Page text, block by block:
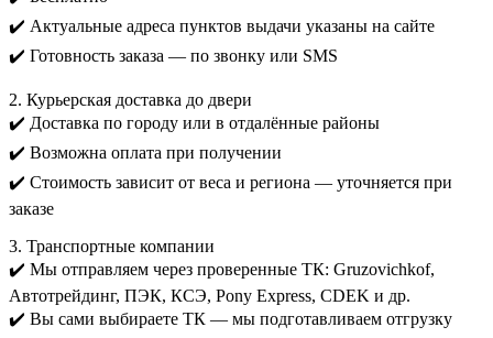
✔️ Актуальные адреса пунктов выдачи указаны на сайте
✔️ Готовность заказа — по звонку или SMS
2. Курьерская доставка до двери
✔️ Доставка по городу или в отдалённые районы
✔️ Возможна оплата при получении
✔️ Стоимость зависит от веса и региона — уточняется при
заказе
3. Транспортные компании
✔️ Мы отправляем через проверенные ТК: Gruzovichkof,
Автотрейдинг, ПЭК, КСЭ, Pony Express, CDEK и др.
✔️ Вы сами выбираете ТК — мы подготавливаем отгрузку